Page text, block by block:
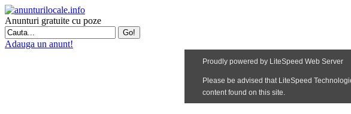
Anunturi gratuite cu poze
Adauga un anunt!